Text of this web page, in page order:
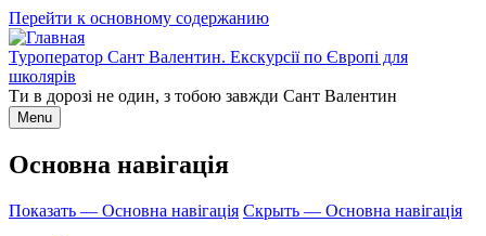
Перейти к основному содержанию
Туроператор Сант Валентин. Екскурсії по Європі для
школярів
Ти в дорозі не один, з тобою завжди Сант Валентин
Menu
Основна навігація
Показать — Основна навігація Скрыть — Основна навігація